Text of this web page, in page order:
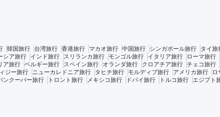
韓国旅行 台湾旅行 香港旅行 マカオ旅行 中国旅行 シンガポール旅行 タイ旅
シア旅行 インド旅行 スリランカ旅行 モンゴル旅行 イタリア旅行 ローマ旅行
ア旅行 ベルギー旅行 スペイン旅行 オランダ旅行 クロアチア旅行 チェコ旅行
ジー旅行 ニューカレドニア旅行 タヒチ旅行 モルディブ旅行 アメリカ旅行 ロ
ンクーバー旅行 トロント旅行 メキシコ旅行 ドバイ旅行 トルコ旅行 エジプト